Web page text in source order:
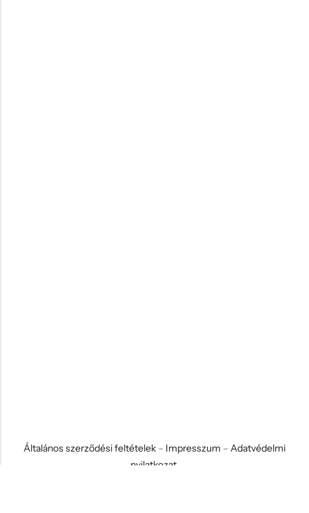
Általános szerződési feltételek – Impresszum – Adatvédelmi
nyilatkozat